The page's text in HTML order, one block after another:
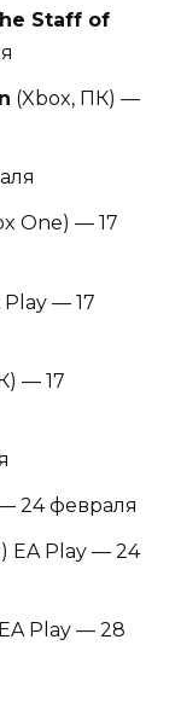
Staff of
(Xbox, ПК) —
One) — 17
Play — 17
— 17
24 февраля
EA Play — 24
Play — 28